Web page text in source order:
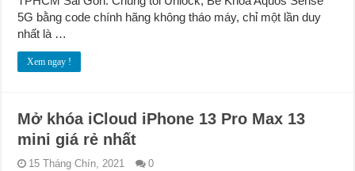
5G bằng code chính hãng không tháo máy, chỉ một lần duy
nhất là …
Xem ngay !
Mở khóa iCloud iPhone 13 Pro Max 13
mini giá rẻ nhất
15 Tháng Chín, 2021 0